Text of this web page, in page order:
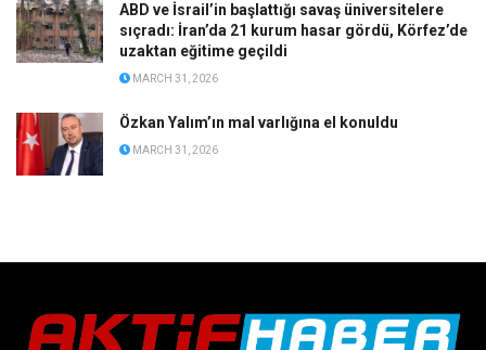
ABD ve İsrail’in başlattığı savaş üniversitelere
sıçradı: İran’da 21 kurum hasar gördü, Körfez’de
uzaktan eğitime geçildi
MARCH 31, 2026
Özkan Yalım’ın mal varlığına el konuldu
MARCH 31, 2026